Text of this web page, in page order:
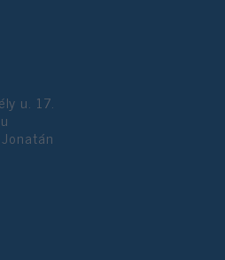
u. 17.